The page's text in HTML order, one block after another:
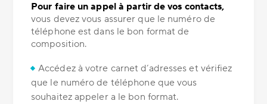
Pour faire un appel à partir de vos contacts,
vous devez vous assurer que le numéro de
téléphone est dans le bon format de
composition.
Accédez à votre carnet d’adresses et vérifiez
que le numéro de téléphone que vous
souhaitez appeler a le bon format.